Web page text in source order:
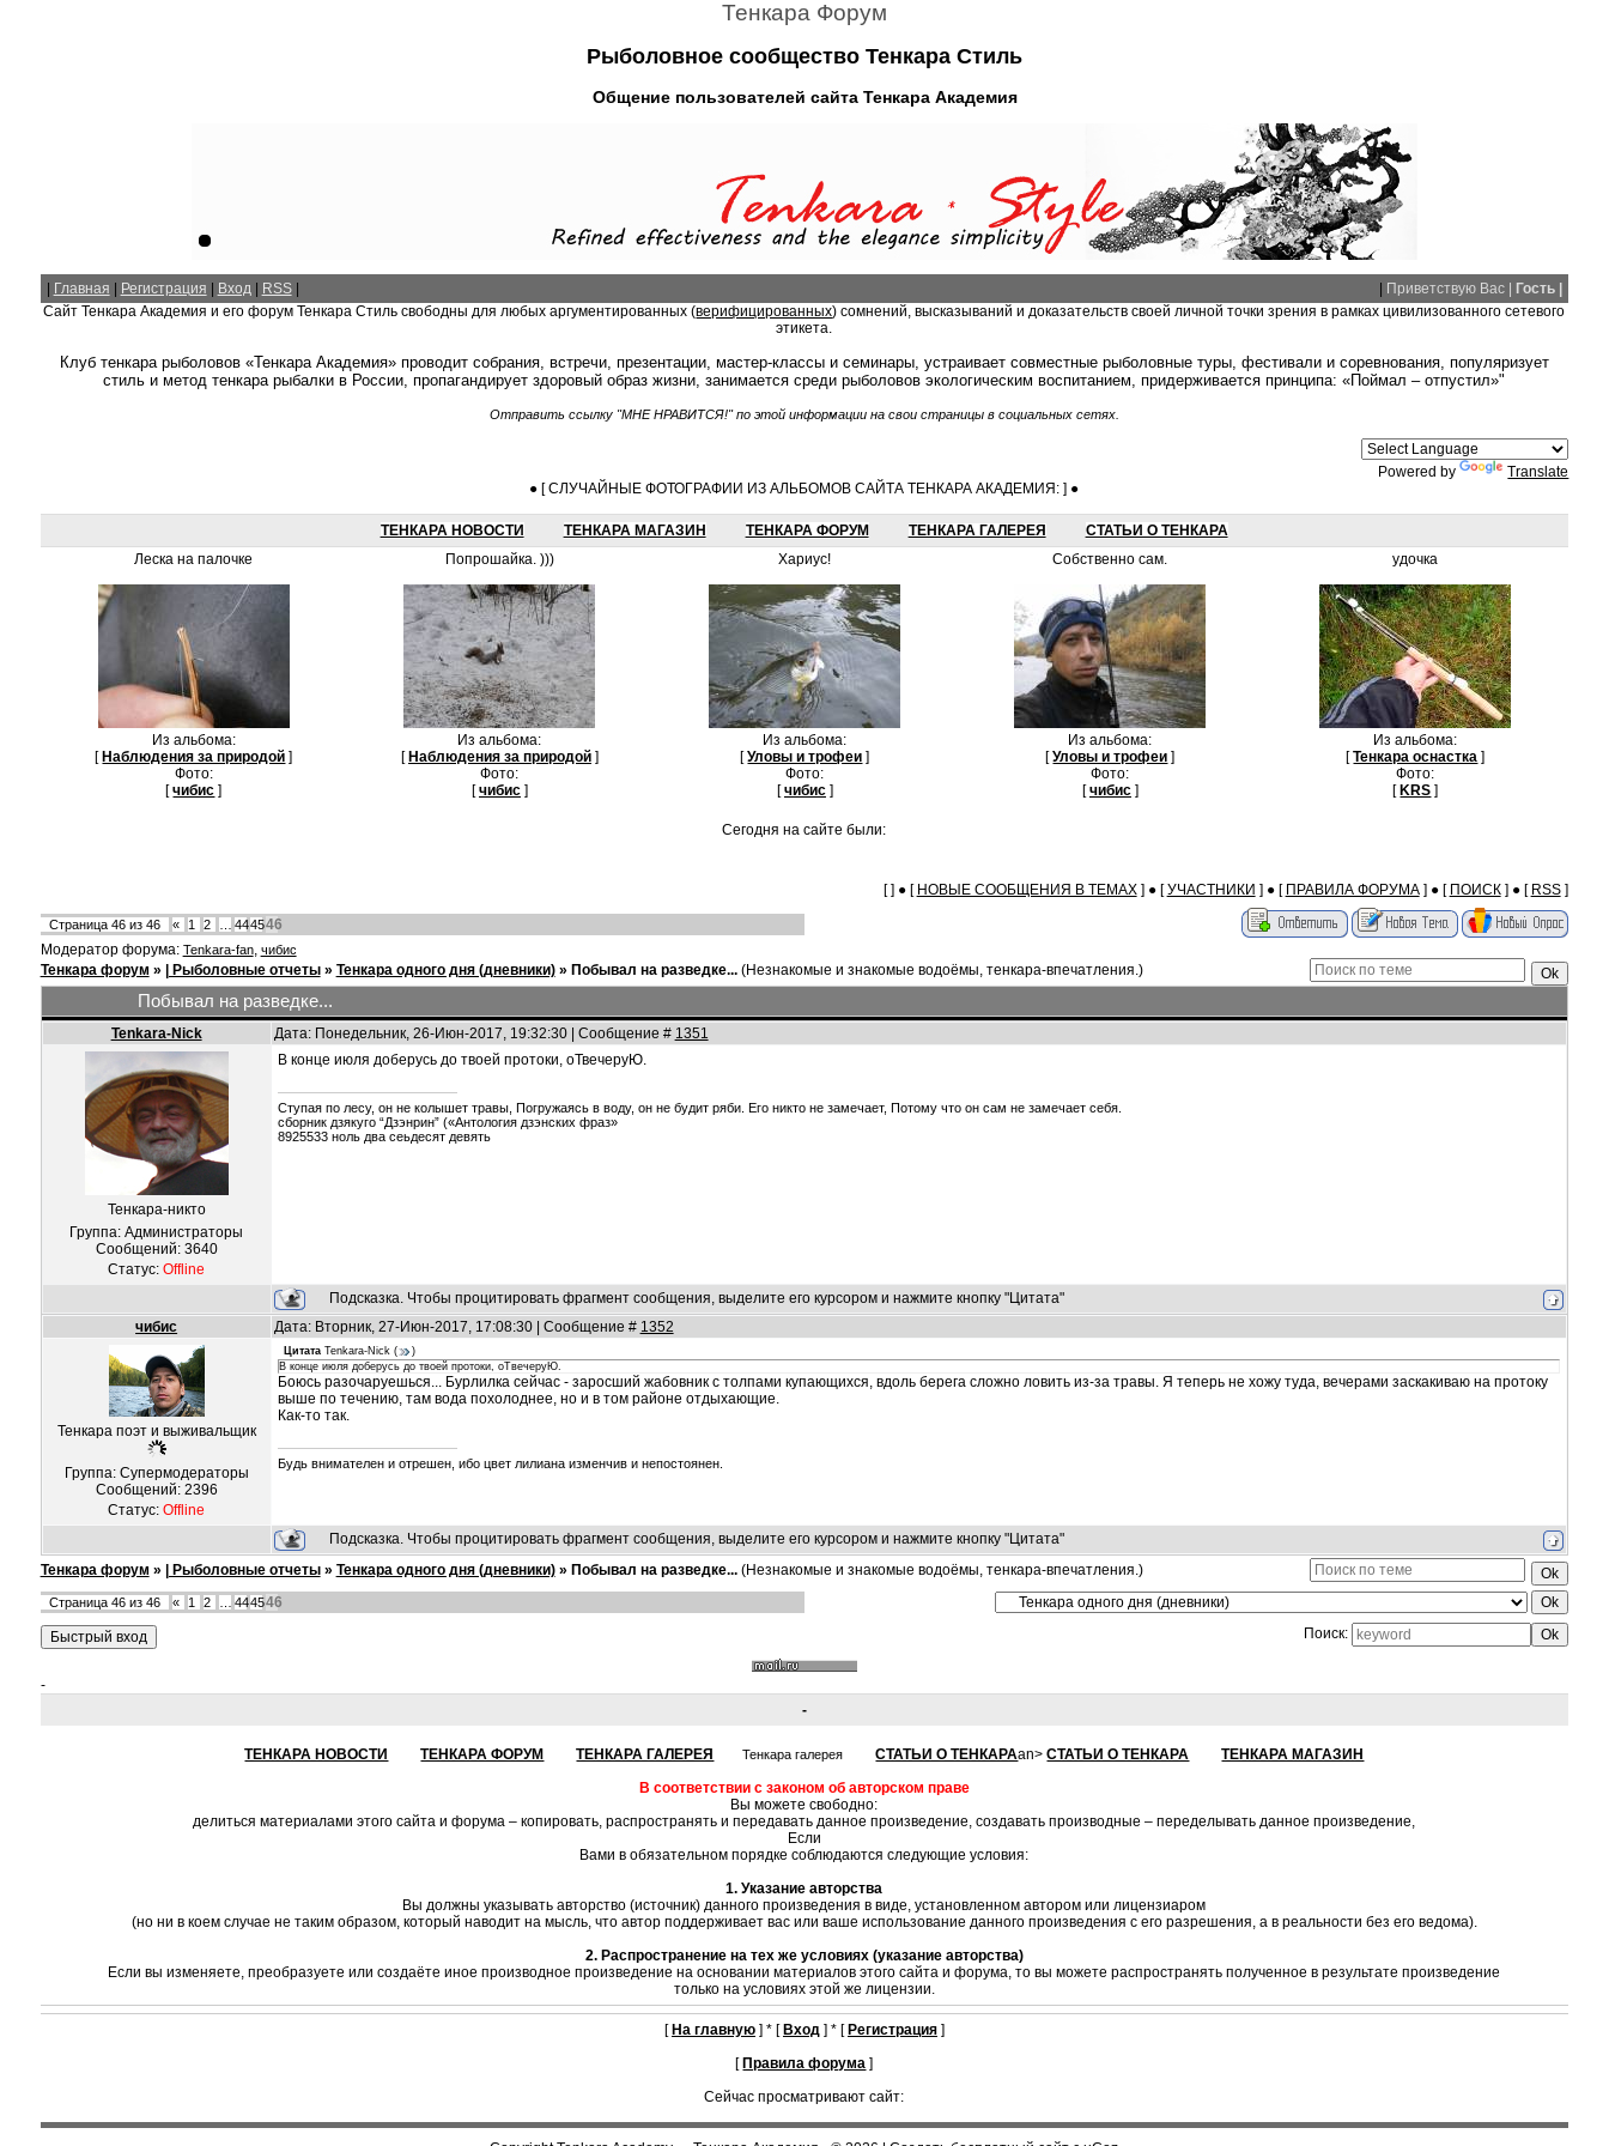
Тенкара Форум
Рыболовное сообщество Тенкара Стиль
Общение пользователей сайта Тенкара Академия
Главная Регистрация Вход| RSS| Приветствую Вас |
Гость |
Сайт Тенкара Академия и его форум Тенкара Стиль свободны для любых аргументированных (верифицированных) сомнений, высказываний и доказательств своей личной точки зрения в рамках цивилизованного сетевого
этикета.
Клуб тенкара рыболовов «Тенкара Академия» проводит собрания, встречи, презентации, мастер-классы и семинары, устраивает совместные рыболовные туры, фестивали и соревнования, популяризует
стиль и метод тенкара рыбалки в России, пропагандирует здоровый образ жизни, занимается среди рыболовов экологическим воспитанием, придерживается принципа: «Поймал – отпустил»"
Отправить ссылку "МНЕ НРАВИТСЯ!" по этой информации на свои страницы в социальных сетях.
Powered by
Translate
● [ СЛУЧАЙНЫЕ ФОТОГРАФИИ ИЗ АЛЬБОМОВ САЙТА ТЕНКАРА АКАДЕМИЯ: ] ●
ТЕНКАРА НОВОСТИ ТЕНКАРА МАГАЗИН ТЕНКАРА ФОРУМ ТЕНКАРА ГАЛЕРЕЯ
СТАТЬИ О ТЕНКАРА
Леска на палочке
Из альбома:
[ Наблюдения за природой ]
Фото:
[чибис ]
Попрошайка. )))
Из альбома:
[ Наблюдения за природой]
Фото:
[чибис]
Хариус!
Из альбома:
[Уловы и трофеи ]
Фото:
[чибис]
Собственно сам.
Из альбома:
[Уловы и трофеи ]
Фото:
[чибис]
удочка
Из альбома:
[Тенкара оснастка ]
Фото:
[ KRS ]
Сегодня на сайте были:
[ ] ● [ НОВЫЕ СООБЩЕНИЯ В ТЕМАХ] ● [УЧАСТНИКИ ] ● [ ПРАВИЛА ФОРУМА] ● [ ПОИСК] ● [ RSS]
Страница 46из 46 « 1 2 … 444546
Модератор форума: Tenkara-fan, чибис
Тенкара форум » | Рыболовные отчеты » Тенкара одного дня (дневники) » Побывал на разведке... (Незнакомые и знакомые водоёмы, тенкара-впечатления.)
Побывал на разведке...
Tenkara-Nick Дата: Понедельник, 26-Июн-2017, 19:32:30 | Сообщение # 1351
Тенкара-никто
Группа: Администраторы
Сообщений: 3640
Статус:Offline
В конце июля доберусь до твоей протоки, оТвечеруЮ.
Ступая по лесу, он не колышет травы, Погружаясь в воду, он не будит ряби. Его никто не замечает, Потому что он сам не замечает себя.
сборник дзякуго “Дзэнрин” («Антология дзэнских фраз»
8925533 ноль два сеьдесят девять
Подсказка. Чтобы процитировать фрагмент сообщения, выделите его курсором и нажмите кнопку "Цитата"
чибис
Дата: Вторник, 27-Июн-2017, 17:08:30 | Сообщение # 1352
Тенкара поэт и выживальщик
Группа: Супермодераторы
Сообщений: 2396
Статус:Offline
Цитата Tenkara-Nick(
)
В конце июля доберусь до твоей протоки, оТвечеруЮ.
Боюсь разочаруешься... Бурлилка сейчас - заросший жабовник с толпами купающихся, вдоль берега сложно ловить из-за травы. Я теперь не хожу туда, вечерами заскакиваю на протоку
выше по течению, там вода похолоднее, но и в том районе отдыхающие.
Как-то так.
Будь внимателен и отрешен, ибо цвет лилиана изменчив и непостоянен.
Подсказка. Чтобы процитировать фрагмент сообщения, выделите его курсором и нажмите кнопку "Цитата"
Тенкара форум » | Рыболовные отчеты » Тенкара одного дня (дневники) » Побывал на разведке... (Незнакомые и знакомые водоёмы, тенкара-впечатления.)
Страница 46из 46 « 1 2 … 444546
Поиск:
-
-
ТЕНКАРА НОВОСТИ ТЕНКАРА ФОРУМ ТЕНКАРА ГАЛЕРЕЯ Тенкара галерея СТАТЬИ О ТЕНКАРАan>СТАТЬИ О ТЕНКАРА
ТЕНКАРА МАГАЗИН
В соответствии с законом об авторском праве
Вы можете свободно:
делиться материалами этого сайта и форума – копировать, распространять и передавать данное произведение, создавать производные – переделывать данное произведение,
Если
Вами в обязательном порядке соблюдаются следующие условия:
1. Указание авторства
Вы должны указывать авторство (источник) данного произведения в виде, установленном автором или лицензиаром
(но ни в коем случае не таким образом, который наводит на мысль, что автор поддерживает вас или ваше использование данного произведения с его разрешения, а в реальности без его ведома).
2. Распространение на тех же условиях (указание авторства)
Если вы изменяете, преобразуете или создаёте иное производное произведение на основании материалов этого сайта и форума, то вы можете распространять полученное в результате произведение
только на условиях этой же лицензии.
[ На главную] * [ Вход] * [ Регистрация]
[ Правила форума ]
Сейчас просматривают сайт: